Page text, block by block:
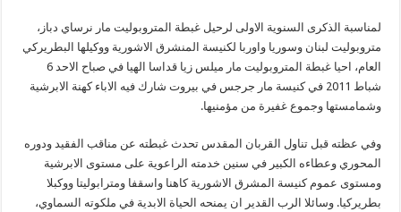
لمناسبة الذكرى السنوية الاولى لرحيل غبطة المتروبوليت مار نرساي دباز،
متروبوليت لبنان وسوريا واوربا لكنيسة المنشرق الاشورية ووكيلها البطريركي
العام، احيا غبطة المتروبوليت مار ميلس زيا قداسا الهيا في صباح الاحد 6
شباط 2011 في كنيسة مار جرجس في بيروت شارك فيه الاباء كهنة الابرشية
وشمامستها وجموع غفيرة من مؤمنيها.
وفي عظته قبل تناول القربان المقدس تحدث غبطته عن مناقب الفقيد ودوره
المحوري وعطاءه الكبير في سنين خدمته الراعوية على مستوى الابرشية
ومستوى عموم كنيسة المشرق الاشورية كاهنا واسقفا ومترابوليتا ووكبلا
بطريركيا. وسائلا الرب القدير ان يمنحه الحياة الابدية في ملكوته السماوي،